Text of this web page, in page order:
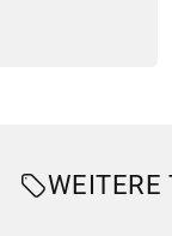
WEITERE